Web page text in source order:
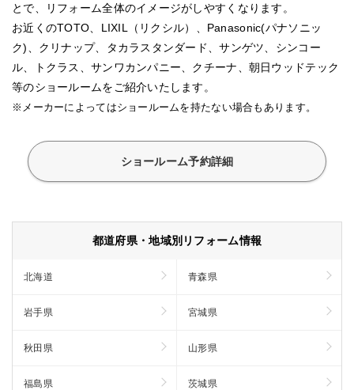
とで、リフォーム全体のイメージがしやすくなります。
お近くのTOTO、LIXIL（リクシル）、Panasonic(パナソニッ
ク)、クリナップ、タカラスタンダード、サンゲツ、シンコー
ル、トクラス、サンワカンパニー、クチーナ、朝日ウッドテック
等のショールームをご紹介いたします。
※メーカーによってはショールームを持たない場合もあります。
ショールーム予約詳細
都道府県・地域別リフォーム情報
北海道 青森県
岩手県 宮城県
秋田県 山形県
福島県 茨城県